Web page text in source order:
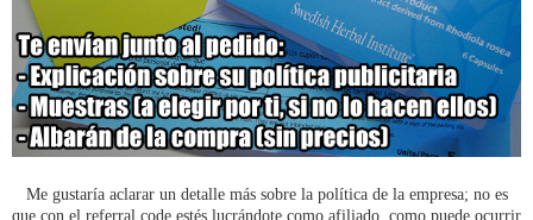
Me gustaría aclarar un detalle más sobre la política de la empresa; no es
que con el referral code estés lucrándote como afiliado, como puede ocurrir